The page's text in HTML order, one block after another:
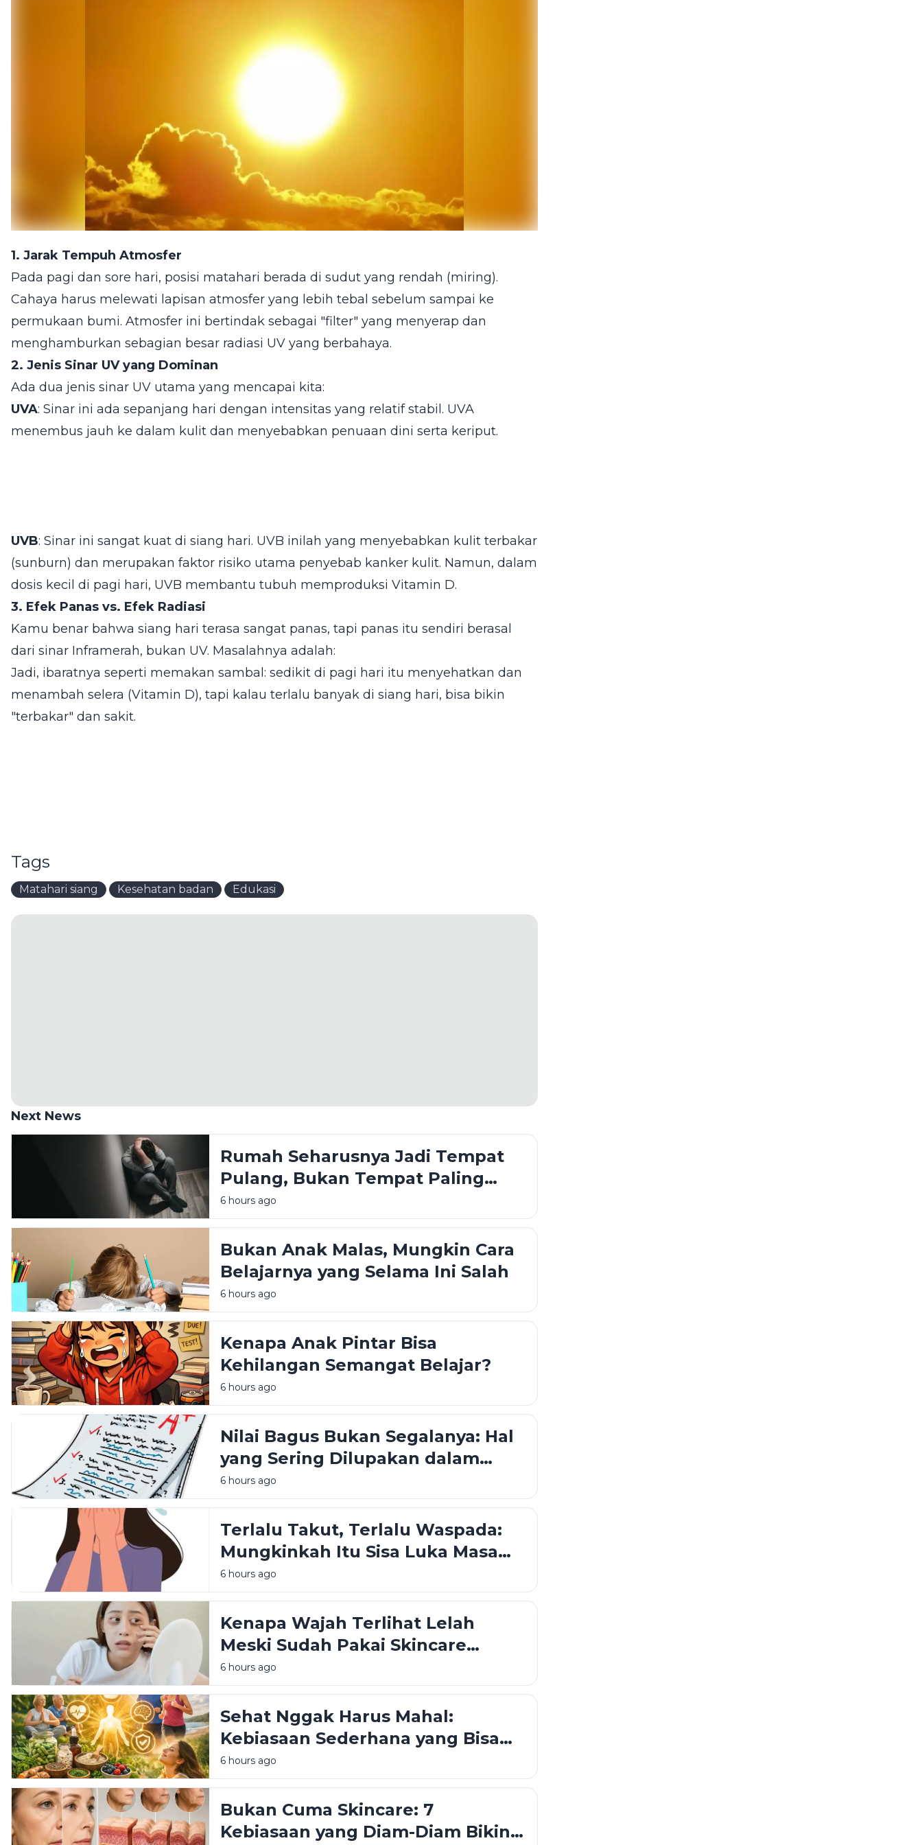
1. Jarak Tempuh Atmosfer
Pada pagi dan sore hari, posisi matahari berada di sudut yang rendah (miring).
Cahaya harus melewati lapisan atmosfer yang lebih tebal sebelum sampai ke
permukaan bumi. Atmosfer ini bertindak sebagai "filter" yang menyerap dan
menghamburkan sebagian besar radiasi UV yang berbahaya.
2. Jenis Sinar UV yang Dominan
Ada dua jenis sinar UV utama yang mencapai kita:
UVA: Sinar ini ada sepanjang hari dengan intensitas yang relatif stabil. UVA
menembus jauh ke dalam kulit dan menyebabkan penuaan dini serta keriput.
UVB: Sinar ini sangat kuat di siang hari. UVB inilah yang menyebabkan kulit terbakar
(sunburn) dan merupakan faktor risiko utama penyebab kanker kulit. Namun, dalam
dosis kecil di pagi hari, UVB membantu tubuh memproduksi Vitamin D.
3. Efek Panas vs. Efek Radiasi
Kamu benar bahwa siang hari terasa sangat panas, tapi panas itu sendiri berasal
dari sinar Inframerah, bukan UV. Masalahnya adalah:
Jadi, ibaratnya seperti memakan sambal: sedikit di pagi hari itu menyehatkan dan
menambah selera (Vitamin D), tapi kalau terlalu banyak di siang hari, bisa bikin
"terbakar" dan sakit.
Tags
Matahari siang Kesehatan badan Edukasi
Next News
Rumah Seharusnya Jadi Tempat
Pulang, Bukan Tempat Paling
Melelahkan
6 hours ago
Bukan Anak Malas, Mungkin Cara
Belajarnya yang Selama Ini Salah
6 hours ago
Kenapa Anak Pintar Bisa
Kehilangan Semangat Belajar?
6 hours ago
Nilai Bagus Bukan Segalanya: Hal
yang Sering Dilupakan dalam
Pendidikan
6 hours ago
Terlalu Takut, Terlalu Waspada:
Mungkinkah Itu Sisa Luka Masa
Lalu?
6 hours ago
Kenapa Wajah Terlihat Lelah
Meski Sudah Pakai Skincare
Mahal?
6 hours ago
Sehat Nggak Harus Mahal:
Kebiasaan Sederhana yang Bisa
Dimulai Hari Ini
6 hours ago
Bukan Cuma Skincare: 7
Kebiasaan yang Diam-Diam Bikin